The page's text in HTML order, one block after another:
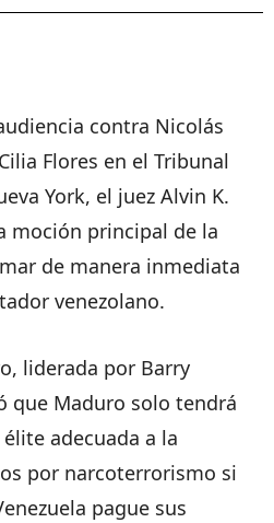
contra Nicolás
Flores en el Tribunal
York, el juez Alvin K.
moción principal de la
de manera inmediata
venezolano.
liderada por Barry
que Maduro solo tendrá
adecuada a la
por narcoterrorismo si
pague sus